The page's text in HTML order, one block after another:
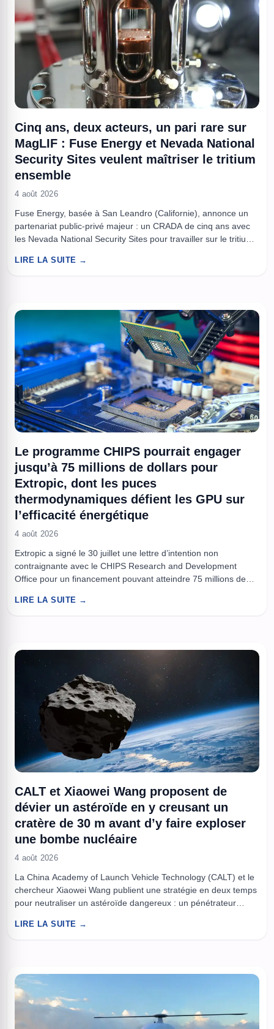
Cinq ans, deux acteurs, un pari rare sur
MagLIF : Fuse Energy et Nevada National
Security Sites veulent maîtriser le tritium
ensemble
4 août 2026
Fuse Energy, basée à San Leandro (Californie), annonce un
partenariat public-privé majeur : un CRADA de cinq ans avec
les Nevada National Security Sites pour travailler sur le tritium,
technologies MagLIF. L’entreprise met en avant son pulseur
LIRE LA SUITE →
Le programme CHIPS pourrait engager
jusqu’à 75 millions de dollars pour
Extropic, dont les puces
thermodynamiques défient les GPU sur
l’efficacité énergétique
4 août 2026
Extropic a signé le 30 juillet une lettre d’intention non
contraignante avec le CHIPS Research and Development
Office pour un financement pouvant atteindre 75 millions de
développement de ses thermodynamic sampling units, des
LIRE LA SUITE →
CALT et Xiaowei Wang proposent de
dévier un astéroïde en y creusant un
cratère de 30 m avant d’y faire exploser
une bombe nucléaire
4 août 2026
La China Academy of Launch Vehicle Technology (CALT) et le
chercheur Xiaowei Wang publient une stratégie en deux temps
pour neutraliser un astéroïde dangereux : un pénétrateur
nucléaire de 3 mégatonnes serait placée et détonée depuis
LIRE LA SUITE →